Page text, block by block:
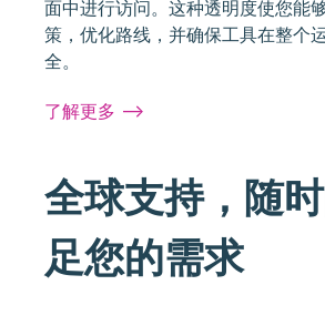
面中进行访问。这种透明度使您能
策，优化路线，并确保工具在整个
全。
了解更多 -->
全球支持，随
足您的需求